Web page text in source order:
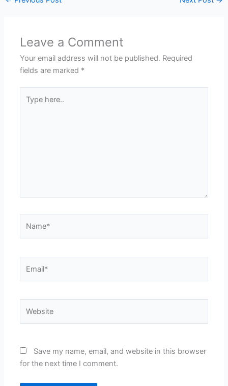
Leave a Comment
Your email address will not be published. Required
fields are marked *
here..
Save my name, email, and website in this browser
for the next time I comment.